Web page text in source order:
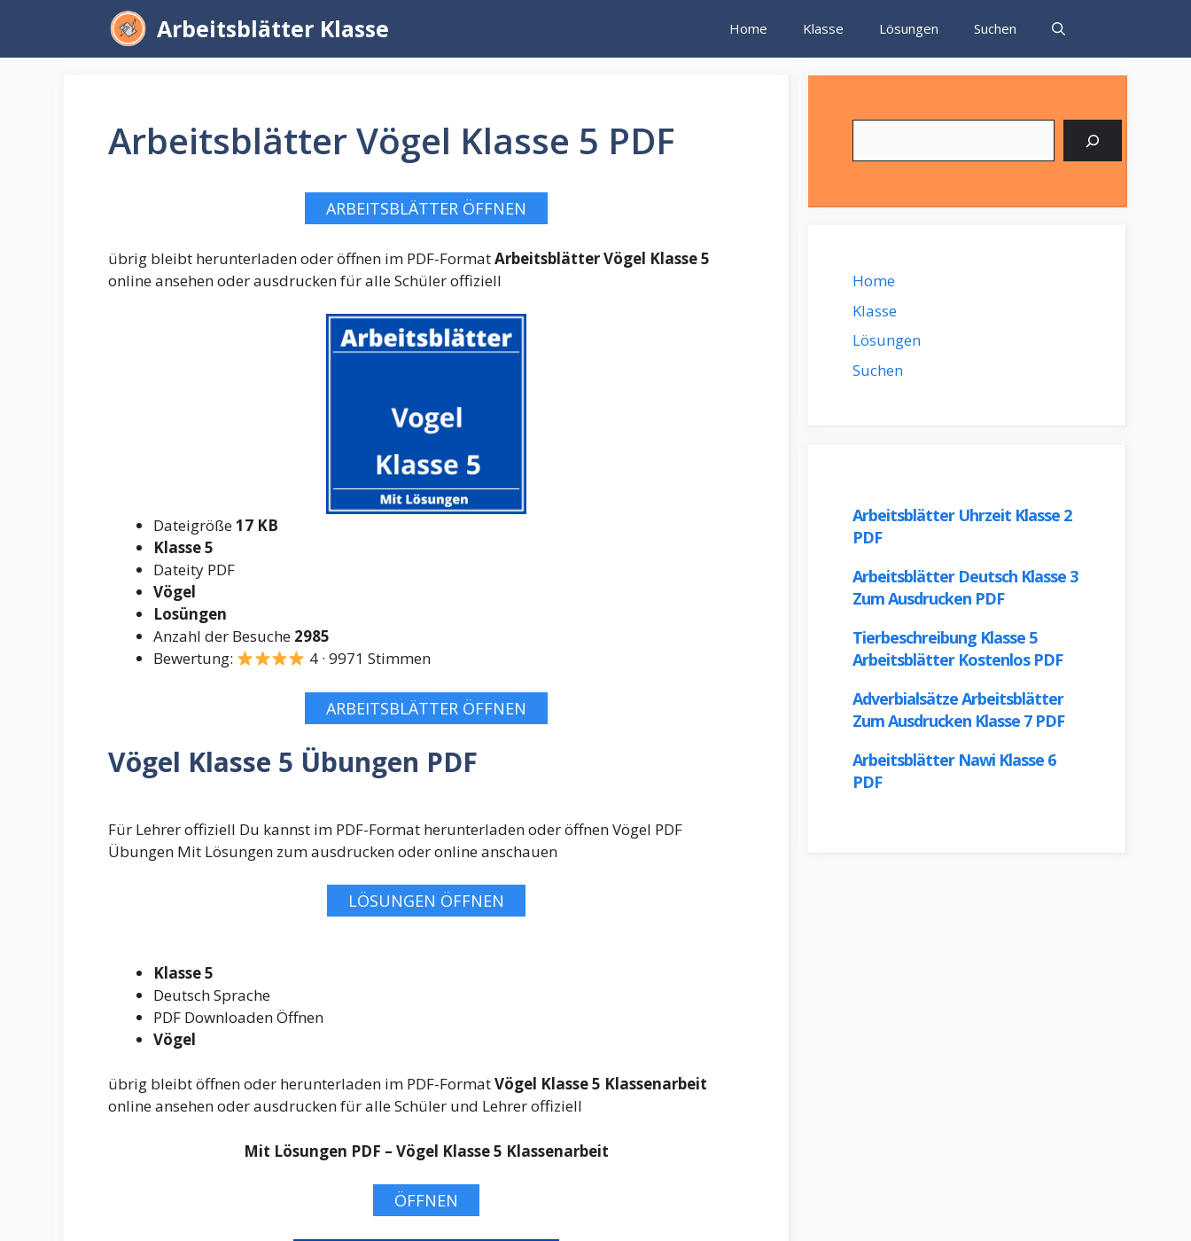
springen
Arbeitsblätter Klasse Home Klasse Lösungen Suchen
Arbeitsblätter Vögel Klasse 5 PDF
ARBEITSBLÄTTER ÖFFNEN
übrig bleibt herunterladen oder öffnen im PDF-FormatArbeitsblätter Vögel Klasse 5
online ansehen oder ausdrucken für alle Schüler offiziell
Dateigröße17 KB
Klasse 5
Dateity PDF
Vögel
Losüngen
Anzahl der Besuche 2985
Bewertung:
4 · 9971 Stimmen
ARBEITSBLÄTTER ÖFFNEN
Vögel Klasse 5 Übungen PDF
Für Lehrer offiziell Du kannst im PDF-Format herunterladen oder öffnen Vögel PDF
Übungen Mit Lösungen zum ausdrucken oder online anschauen
LÖSUNGEN ÖFFNEN
Klasse 5
Deutsch Sprache
PDF Downloaden Öffnen
Vögel
übrig bleibt öffnen oder herunterladen im PDF-FormatVögel Klasse 5 Klassenarbeit
online ansehen oder ausdrucken für alle Schüler und Lehrer offiziell
Mit Lösungen PDF – Vögel Klasse 5 Klassenarbeit
ÖFFNEN
Home
Klasse
Lösungen
Suchen